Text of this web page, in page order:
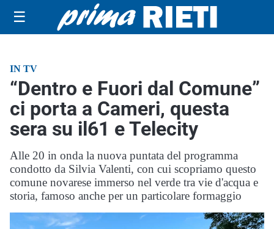
☰
IN TV
“Dentro e Fuori dal Comune”
ci porta a Cameri, questa
sera su il61 e Telecity
Alle 20 in onda la nuova puntata del programma
condotto da Silvia Valenti, con cui scopriamo questo
comune novarese immerso nel verde tra vie d'acqua e
storia, famoso anche per un particolare formaggio